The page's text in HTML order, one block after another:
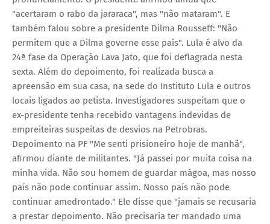
"acertaram o rabo da jararaca", mas "não mataram". E
também falou sobre a presidente Dilma Rousseff: "Não
permitem que a Dilma governe esse país". Lula é alvo da
24ª fase da Operação Lava Jato, que foi deflagrada nesta
sexta. Além do depoimento, foi realizada busca a
apreensão em sua casa, na sede do Instituto Lula e outros
locais ligados ao petista. Investigadores suspeitam que o
ex-presidente tenha recebido vantagens indevidas de
empreiteiras suspeitas de desvios na Petrobras.
Depoimento na PF "Me senti prisioneiro hoje de manhã",
afirmou diante de militantes. "Já passei por muita coisa na
minha vida. Não sou homem de guardar mágoa, mas nosso
país não pode continuar assim. Nosso país não pode
continuar amedrontado." Ele disse que "jamais se recusaria
a prestar depoimento. Não precisaria ter mandado uma